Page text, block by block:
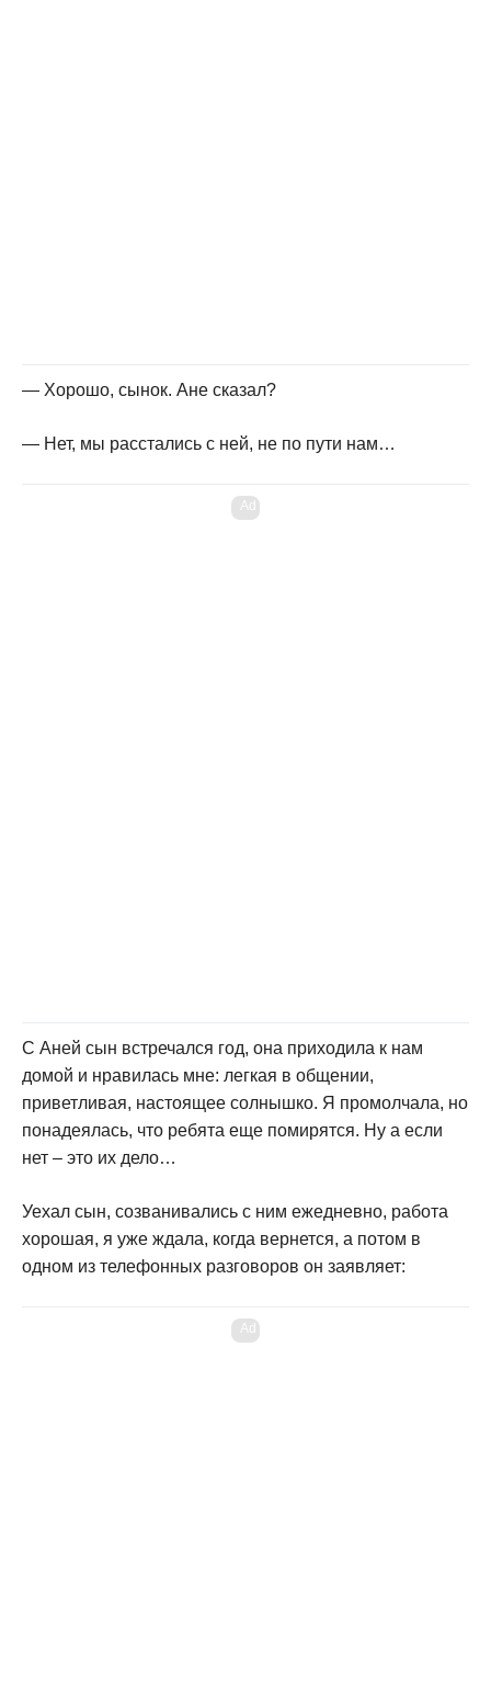
— Хорошо, сынок. Ане сказал?
— Нет, мы расстались с ней, не по пути нам…
Ad
С Аней сын встречался год, она приходила к нам
домой и нравилась мне: легкая в общении,
приветливая, настоящее солнышко. Я промолчала, но
понадеялась, что ребята еще помирятся. Ну а если
нет – это их дело…
Уехал сын, созванивались с ним ежедневно, работа
хорошая, я уже ждала, когда вернется, а потом в
одном из телефонных разговоров он заявляет:
Ad